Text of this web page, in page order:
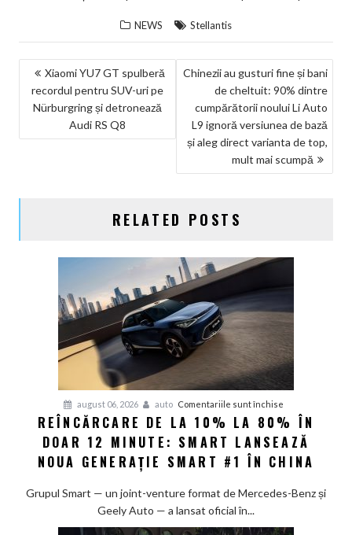
NEWS Stellantis
NAVIGARE
ÎN
ARTICOLE
Xiaomi YU7 GT spulberă
recordul pentru SUV-uri pe
Nürburgring și detronează
Audi RS Q8
Chinezii au gusturi fine și bani
de cheltuit: 90% dintre
cumpărătorii noului Li Auto
L9 ignoră versiunea de bază
și aleg direct varianta de top,
mult mai scumpă
RELATED POSTS
august 06, 2026 auto Comentariile sunt închise
Reîncărcare
de
la
REÎNCĂRCARE DE LA 10% LA 80% ÎN
DOAR 12 MINUTE: SMART LANSEAZĂ
NOUA GENERAȚIE SMART #1 ÎN CHINA
Grupul Smart — un joint-venture format de Mercedes-Benz și
Geely Auto — a lansat oficial în...